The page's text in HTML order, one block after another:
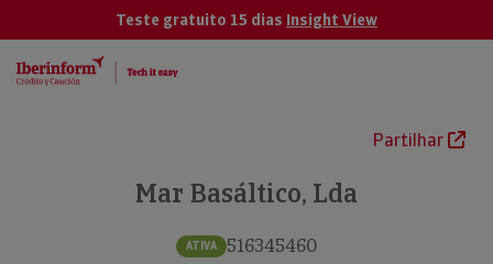
Teste gratuito 15 dias Insight View
Partilhar
Mar Basáltico, Lda
ATIVA 516345460